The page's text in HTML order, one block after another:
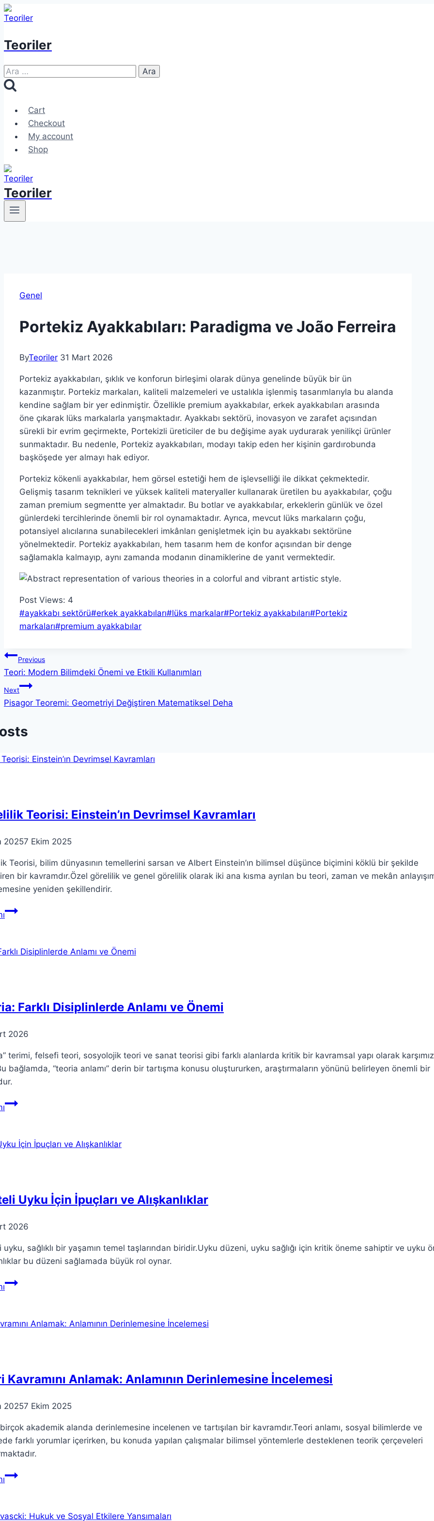
Skip
to
Teoriler
Arama:
Cart
Checkout
My account
Shop
Teoriler
Genel
Portekiz Ayakkabıları: Paradigma ve João Ferreira
ByTeoriler 31 Mart 2026
Portekiz ayakkabıları, şıklık ve konforun birleşimi olarak dünya genelinde büyük bir ün
kazanmıştır. Portekiz markaları, kaliteli malzemeleri ve ustalıkla işlenmiş tasarımlarıyla bu alanda
kendine sağlam bir yer edinmiştir. Özellikle premium ayakkabılar, erkek ayakkabıları arasında
öne çıkarak lüks markalarla yarışmaktadır. Ayakkabı sektörü, inovasyon ve zarafet açısından
sürekli bir evrim geçirmekte, Portekizli üreticiler de bu değişime ayak uydurarak yenilikçi ürünler
sunmaktadır. Bu nedenle, Portekiz ayakkabıları, modayı takip eden her kişinin gardırobunda
başköşede yer almayı hak ediyor.
Portekiz kökenli ayakkabılar, hem görsel estetiği hem de işlevselliği ile dikkat çekmektedir.
Gelişmiş tasarım teknikleri ve yüksek kaliteli materyaller kullanarak üretilen bu ayakkabılar, çoğu
zaman premium segmentte yer almaktadır. Bu botlar ve ayakkabılar, erkeklerin günlük ve özel
günlerdeki tercihlerinde önemli bir rol oynamaktadır. Ayrıca, mevcut lüks markaların çoğu,
potansiyel alıcılarına sunabilecekleri imkânları genişletmek için bu ayakkabı sektörüne
yönelmektedir. Portekiz ayakkabıları, hem tasarım hem de konfor açısından bir denge
sağlamakla kalmayıp, aynı zamanda modanın dinamiklerine de yanıt vermektedir.
Post Views: 4
Post
Tags:
#ayakkabı sektörü#erkek ayakkabıları#lüks markalar#Portekiz ayakkabıları#Portekiz
markaları#premium ayakkabılar
Yazı
gezinmesi
Previous
Teori: Modern Bilimdeki Önemi ve Etkili Kullanımları
Next
Pisagor Teoremi: Geometriyi Değiştiren Matematiksel Deha
Teorisi: Einstein’ın Devrimsel Kavramları
20257 Ekim 2025
Teorisi, bilim dünyasının temellerini sarsan ve Albert Einstein’ın bilimsel düşünce biçimini köklü bir şekilde
bir kavramdır.Özel görelilik ve genel görelilik olarak iki ana kısma ayrılan bu teori, zaman ve mekân
yeniden şekillendirir.
Görelilik
Devrimsel
Farklı Disiplinlerde Anlamı ve Önemi
2026
terimi, felsefi teori, sosyolojik teori ve sanat teorisi gibi farklı alanlarda kritik bir kavramsal yapı olarak
bağlamda, “teoria anlamı” derin bir tartışma konusu oluştururken, araştırmaların yönünü belirleyen önemli bir
Teoria:
Anlamı
Uyku İçin İpuçları ve Alışkanlıklar
2026
uyku, sağlıklı bir yaşamın temel taşlarından biridir.Uyku düzeni, uyku sağlığı için kritik öneme sahiptir ve uyku
bu düzeni sağlamada büyük rol oynar.
Kaliteli
İpuçları
Kavramını Anlamak: Anlamının Derinlemesine İncelemesi
20257 Ekim 2025
akademik alanda derinlemesine incelenen ve tartışılan bir kavramdır.Teori anlamı, sosyal bilimlerde ve
farklı yorumlar içerirken, bu konuda yapılan çalışmalar bilimsel yöntemlerle desteklenen teorik çerçeveleri
Teori
Anlamının